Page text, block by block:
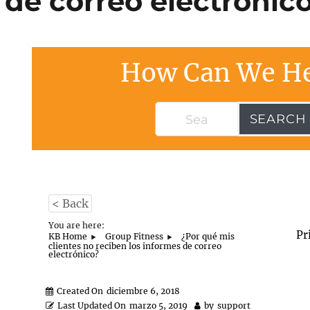
How Can We
SEARCH
< Back
You are here:
KB Home
Group Fitness
¿Por qué mis
clientes no reciben los informes de correo
electrónico?
Created On diciembre 6, 2018
Last Updated On marzo 5, 2019 by support